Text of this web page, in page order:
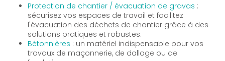
Protection de chantier / évacuation de gravas :
sécurisez vos espaces de travail et facilitez
l'évacuation des déchets de chantier grâce à des
solutions pratiques et robustes.
Bétonnières : un matériel indispensable pour vos
travaux de maçonnerie, de dallage ou de